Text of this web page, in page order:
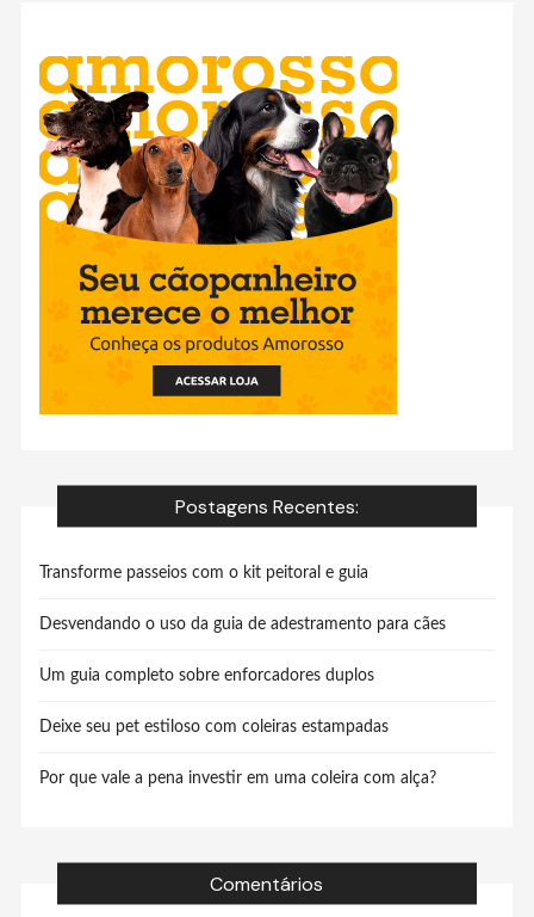
Postagens Recentes:
Transforme passeios com o kit peitoral e guia
Desvendando o uso da guia de adestramento para cães
Um guia completo sobre enforcadores duplos
Deixe seu pet estiloso com coleiras estampadas
Por que vale a pena investir em uma coleira com alça?
Comentários